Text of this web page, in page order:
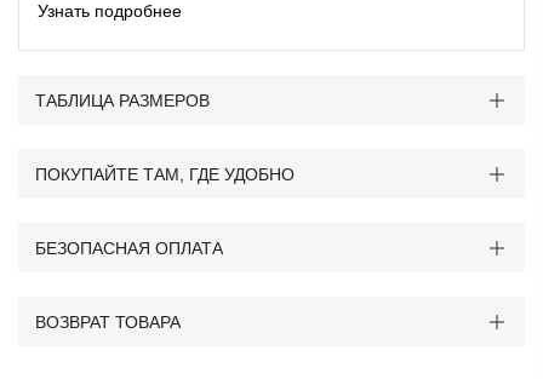
Узнать подробнее
ТАБЛИЦА РАЗМЕРОВ
ПОКУПАЙТЕ ТАМ, ГДЕ УДОБНО
БЕЗОПАСНАЯ ОПЛАТА
ВОЗВРАТ ТОВАРА